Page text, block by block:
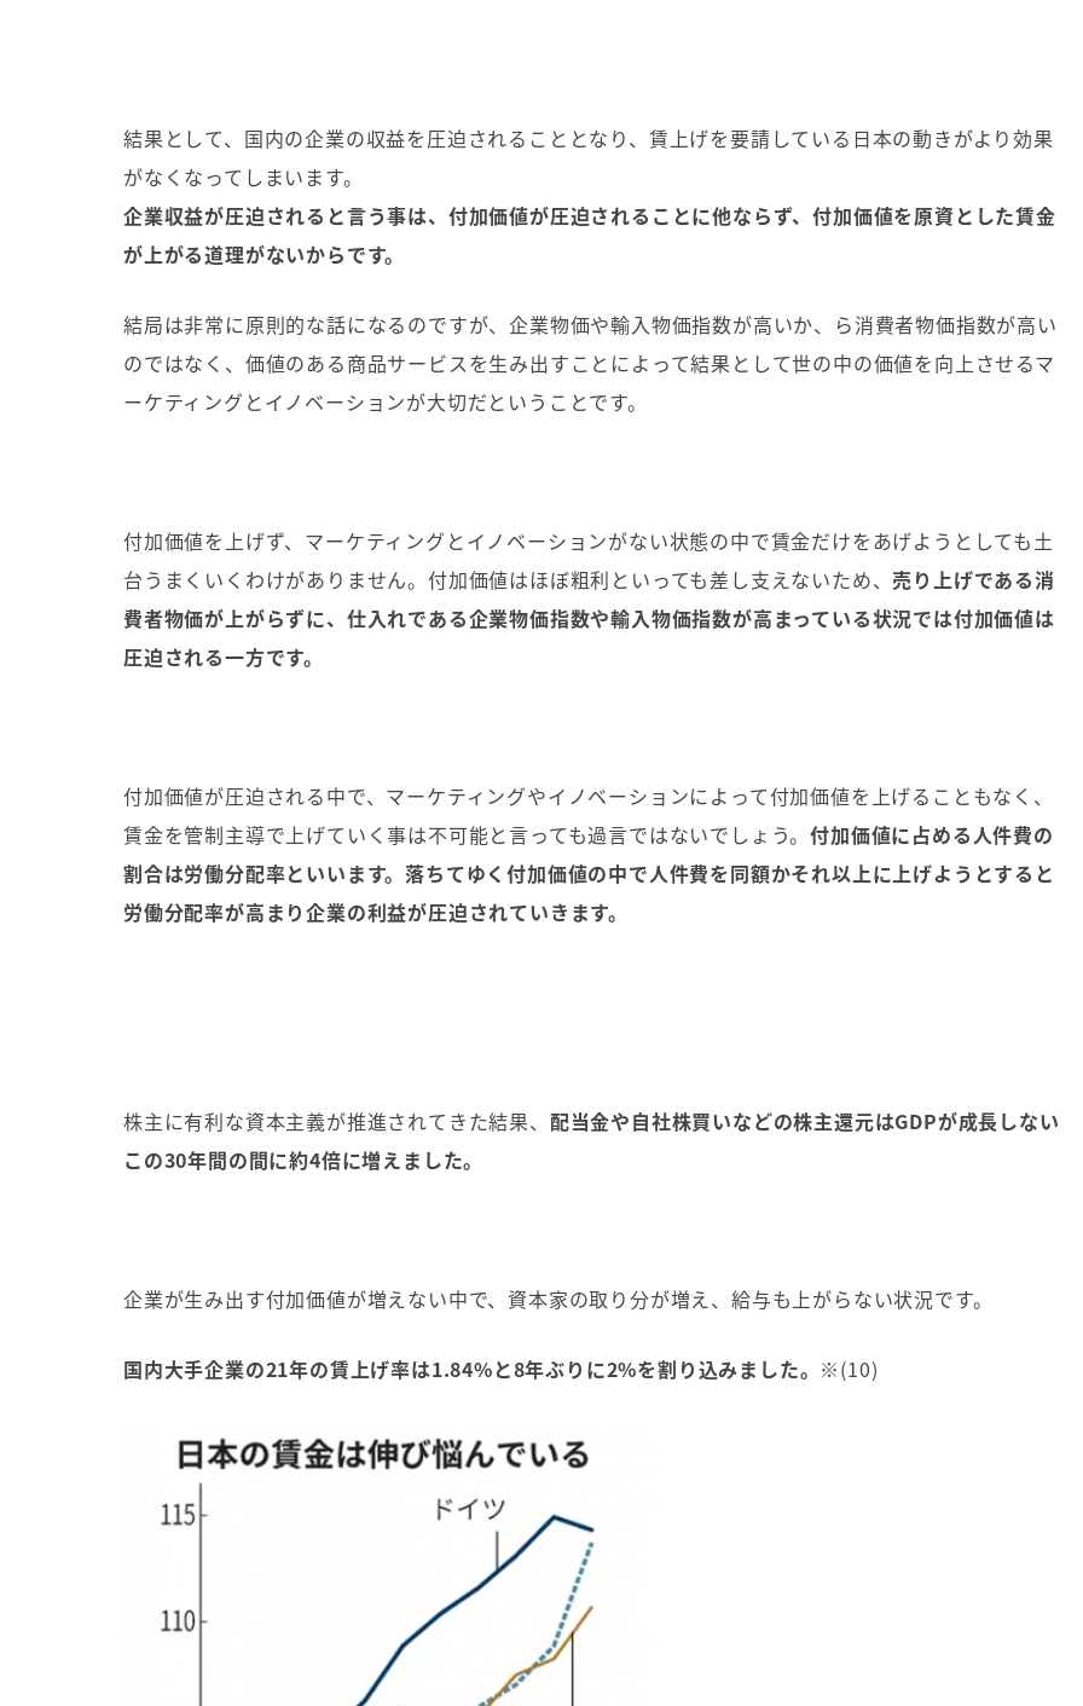
結果として、国内の企業の収益を圧迫されることとなり、賃上げを要請している日本の動きがより効果
がなくなってしまいます。
企業収益が圧迫されると言う事は、付加価値が圧迫されることに他ならず、付加価値を原資とした賃金
が上がる道理がないからです。
結局は非常に原則的な話になるのですが、企業物価や輸入物価指数が高いか、ら消費者物価指数が高い
のではなく、価値のある商品サービスを生み出すことによって結果として世の中の価値を向上させるマ
ーケティングとイノベーションが大切だということです。
付加価値を上げず、マーケティングとイノベーションがない状態の中で賃金だけをあげようとしても土
台うまくいくわけがありません。付加価値はほぼ粗利といっても差し支えないため、 売り上げである消
費者物価が上がらずに、仕入れである企業物価指数や輸入物価指数が高まっている状況では付加価値は
圧迫される一方です。
付加価値が圧迫される中で、マーケティングやイノベーションによって付加価値を上げることもなく、
賃金を管制主導で上げていく事は不可能と言っても過言ではないでしょう。付加価値に占める人件費の
割合は労働分配率といいます。落ちてゆく付加価値の中で人件費を同額かそれ以上に上げようとすると
労働分配率が高まり企業の利益が圧迫されていきます。
株主に有利な資本主義が推進されてきた結果、 配当金や自社株買いなどの株主還元はGDPが成長しない
この30年間の間に約4倍に増えました。
企業が生み出す付加価値が増えない中で、資本家の取り分が増え、給与も上がらない状況です。
国内大手企業の21年の賃上げ率は1.84%と8年ぶりに2%を割り込みました。 ※(10)